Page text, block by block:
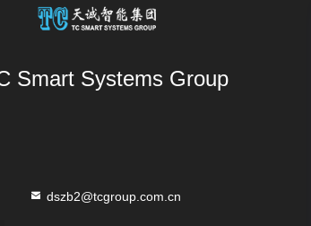
Smart Systems Group
dszb2@tcgroup.com.cn